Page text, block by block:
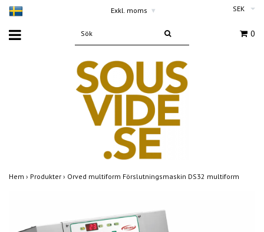
Exkl. moms ▾ SEK
0
Hem › Produkter › Orved multiform Förslutningsmaskin DS32 multiform